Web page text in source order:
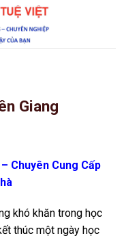
Giang
Chuyên Cung Cấp
khó khăn trong học
thúc một ngày học